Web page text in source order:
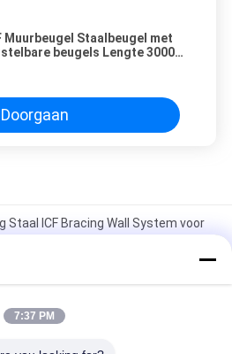
Muurbeugel Staalbeugel met
beugels Lengte 3000
Doorgaan
ICF Bracing Wall System voor
oplossing voor
Rent met 2 mm dikte en Zont
7:37 PM